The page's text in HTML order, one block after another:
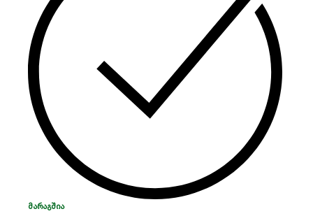
გაფართოება:
AcuSense (ადამიანის და
ავტომობილის დეტექცია)
40 მეტრი (Smart IR)
დაცვა: IP67 (წყალგაუმტარი/მტვერგამძლე)
ᲛᲐᲠᲐᲒᲨᲘᲐ